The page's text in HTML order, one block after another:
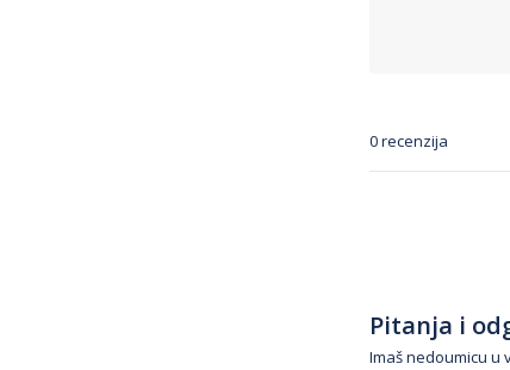
0 recenzija
Pitanja i
Imaš nedoumicu u